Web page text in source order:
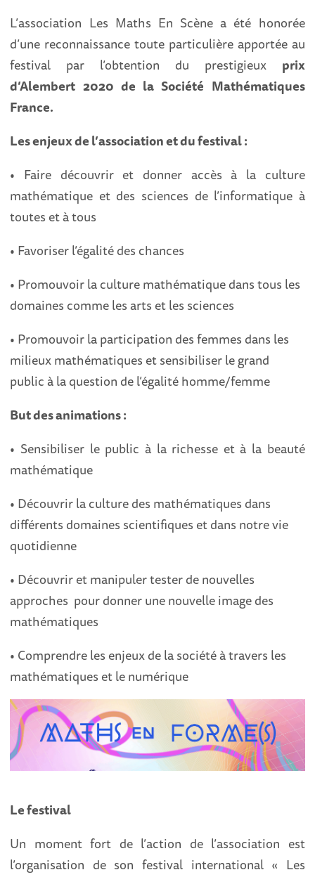
L’association Les Maths En Scène a été honorée
d’une reconnaissance toute particulière apportée au
festival par l’obtention du prestigieux prix
d’Alembert 2020 de la Société Mathématiques
France.
Les enjeux de l’association et du festival :
• Faire découvrir et donner accès à la culture
mathématique et des sciences de l’informatique à
toutes et à tous
• Favoriser l’égalité des chances
• Promouvoir la culture mathématique dans tous les
domaines comme les arts et les sciences
• Promouvoir la participation des femmes dans les
milieux mathématiques et sensibiliser le grand
public à la question de l’égalité homme/femme
But des animations :
• Sensibiliser le public à la richesse et à la beauté
mathématique
• Découvrir la culture des mathématiques dans
différents domaines scientifiques et dans notre vie
quotidienne
• Découvrir et manipuler tester de nouvelles
approches pour donner une nouvelle image des
mathématiques
• Comprendre les enjeux de la société à travers les
mathématiques et le numérique
Le festival
Un moment fort de l’action de l’association est
l’organisation de son festival international « Les